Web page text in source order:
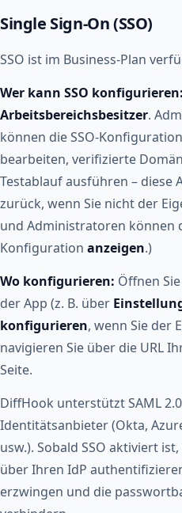
Single Sign-On (SSO)
SSO ist im Business-Plan
Wer kann SSO konfigurieren:
Arbeitsbereichsbesitzer.
können die SSO-
bearbeiten, verifizierte
Testablauf ausführen – diese
zurück, wenn Sie nicht der
und Administratoren können
Konfiguration anzeigen.)
Wo konfigurieren: Öffnen Sie
der App (z. B. über
konfigurieren, wenn Sie der
navigieren Sie über die URL
Seite.
DiffHook unterstützt SAML
Identitätsanbieter (Okta,
usw.). Sobald SSO aktiviert
über Ihren IdP
erzwingen und die